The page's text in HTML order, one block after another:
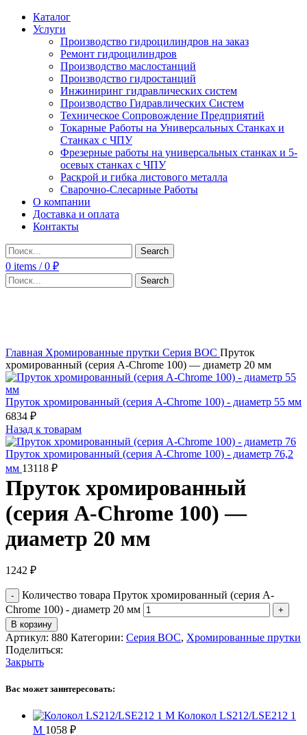
Каталог
Услуги
Производство гидроцилиндров на заказ
Ремонт гидроцилиндров
Производство маслостанций
Производство гидростанций
Инжиниринг гидравлических систем
Производство Гидравлических Систем
Техническое Сопровождение Предприятий
Токарные Работы на Универсальных Станках и
Станках с ЧПУ
Фрезерные работы на универсальных станках и 5-
осевых станках с ЧПУ
Раскрой и гибка листового металла
Сварочно-Слесарные Работы
О компании
Доставка и оплата
Контакты
Search
0 items / 0 ₽
Search
Главная Хромированные прутки Серия BOC Пруток
хромированный (серия A-Chrome 100) — диаметр 20 мм
Пруток хромированный (серия A-Chrome 100) - диаметр 55 мм
6834 ₽
Назад к товарам
Пруток хромированный (серия A-Chrome 100) - диаметр 76,2
мм 13118 ₽
Пруток хромированный
(серия A-Chrome 100) —
диаметр 20 мм
1242 ₽
Количество товара Пруток хромированный (серия A-
Chrome 100) - диаметр 20 мм
В корзину
Артикул: 880 Категории: Серия BOC, Хромированные прутки
Поделиться:
Закрыть
Вас может заинтересовать:
Колокол LS212/LSE212 1
M 1058 ₽